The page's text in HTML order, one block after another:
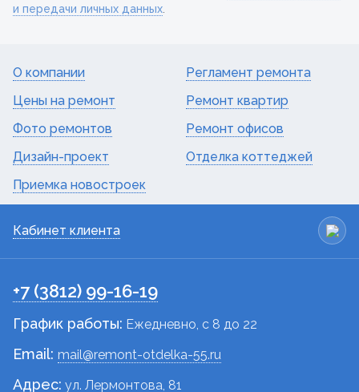
и передачи личных данных
О компании
Цены на ремонт
Фото ремонтов
Дизайн-проект
Приемка новостроек
Регламент ремонта
Ремонт квартир
Ремонт офисов
Отделка коттеджей
Кабинет клиента
+7 (3812) 99-16-19
График работы: Ежедневно, c 8 до 22
Email: mail@remont-otdelka-55.ru
Адрес: ул. Лермонтова, 81